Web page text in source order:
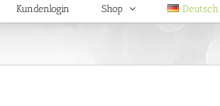
Kundenlogin Shop Deutsch